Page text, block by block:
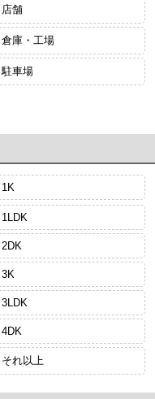
店舗
倉庫・工場
駐車場
1K
1LDK
2DK
3K
3LDK
4DK
それ以上